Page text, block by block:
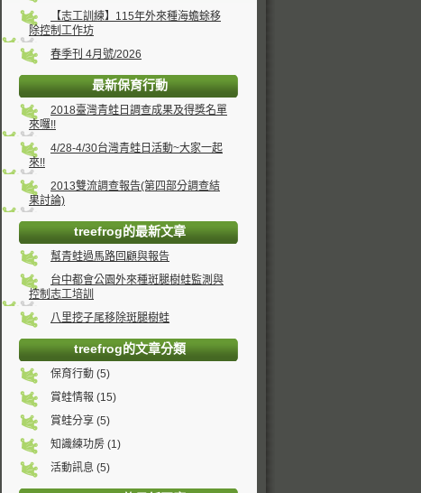
【志工訓練】115年外來種海蟾蜍移
除控制工作坊
春季刊 4月號/2026
最新保育行動
2018臺灣青蛙日調查成果及得獎名單
來囉!!
4/28-4/30台灣青蛙日活動~大家一起
來!!
2013雙流調查報告(第四部分調查結
果討論)
treefrog的最新文章
幫青蛙過馬路回顧與報告
台中都會公園外來種斑腿樹蛙監測與
控制志工培訓
八里挖子尾移除斑腿樹蛙
treefrog的文章分類
保育行動 (5)
賞蛙情報 (15)
賞蛙分享 (5)
知識練功房 (1)
活動訊息 (5)